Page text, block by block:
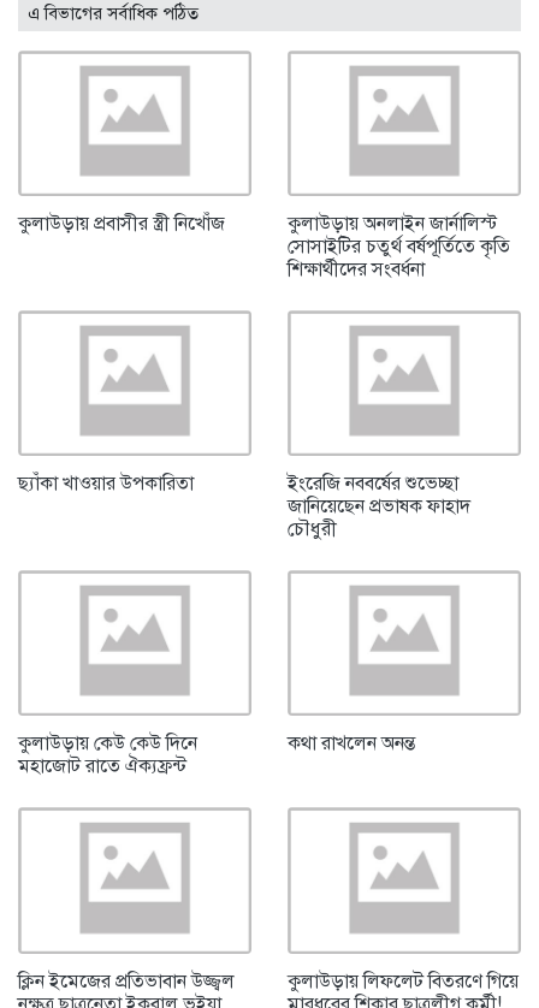
এ বিভাগের সর্বাধিক পঠিত
কুলাউড়ায় প্রবাসীর স্ত্রী নিখোঁজ
কুলাউড়ায় অনলাইন জার্নালিস্ট
সোসাইটির চতুর্থ বর্ষপূর্তিতে কৃতি
শিক্ষার্থীদের সংবর্ধনা
ছ্যাঁকা খাওয়ার উপকারিতা
ইংরেজি নববর্ষের শুভেচ্ছা
জানিয়েছেন প্রভাষক ফাহাদ
চৌধুরী
কুলাউড়ায় কেউ কেউ দিনে
মহাজোট রাতে ঐক্যফ্রন্ট
কথা রাখলেন অনন্ত
ক্লিন ইমেজের প্রতিভাবান উজ্জ্বল
কুলাউড়ায় লিফলেট বিতরণে গিয়ে